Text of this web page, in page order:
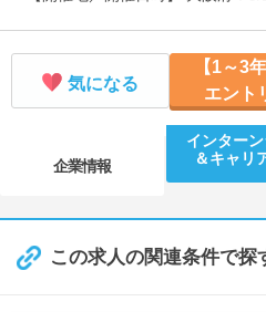
気になる
【1～3
エント
企業情報
インター
＆キャリ
この求人の関連条件で探